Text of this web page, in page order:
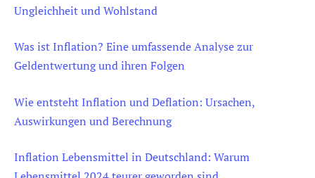
Ungleichheit und Wohlstand
Was ist Inflation? Eine umfassende Analyse zur
Geldentwertung und ihren Folgen
Wie entsteht Inflation und Deflation: Ursachen,
Auswirkungen und Berechnung
Inflation Lebensmittel in Deutschland: Warum